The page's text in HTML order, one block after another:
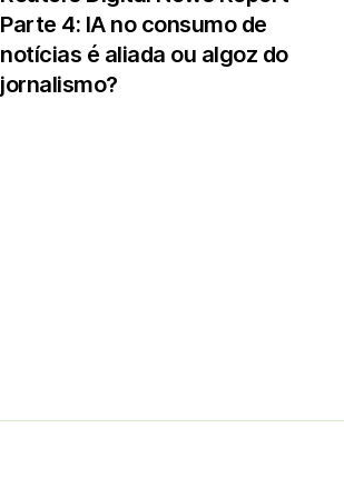
Parte 4: IA no consumo de
notícias é aliada ou algoz do
jornalismo?